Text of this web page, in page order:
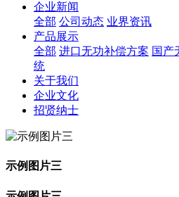
企业新闻
全部 公司动态 业界资讯
产品展示
全部 进口无功补偿方案 国产
统
关于我们
企业文化
招贤纳士
示例图片三